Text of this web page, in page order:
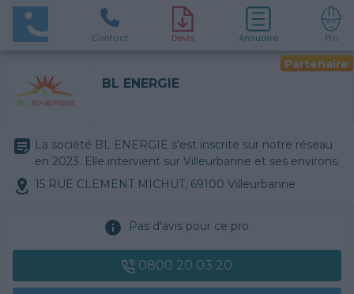
Contact Devis Annuaire Pro
Partenaire
BL ENERGIE
La société BL ENERGIE s'est inscrite sur notre réseau
en 2023. Elle intervient sur Villeurbanne et ses environs.
15 RUE CLEMENT MICHUT, 69100 Villeurbanne
Pas d'avis pour ce pro.
0800 20 03 20